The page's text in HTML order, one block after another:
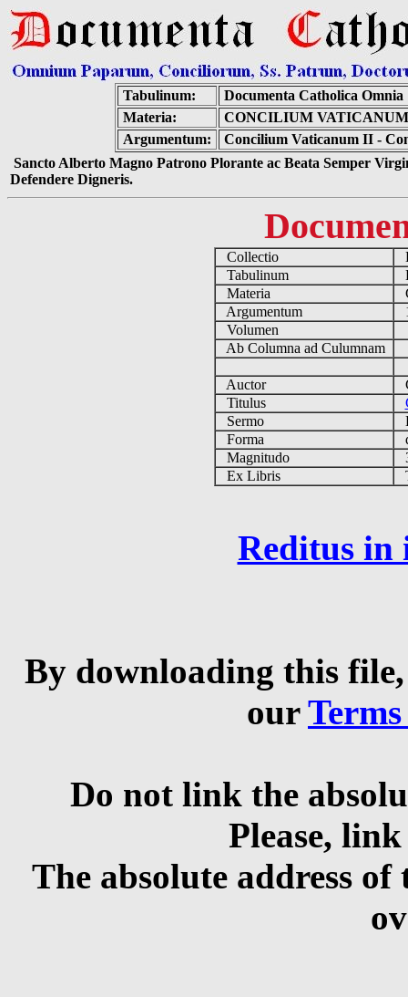
Tabulinum:
Documenta Catholica Omnia
Materia:
CONCILIUM
Argumentum:
Concilium Vaticanum II -
Sancto Alberto Magno Patrono Plorante ac Beata Semper
Defendere Digneris.
Collectio
Tabulinum
Materia
Argumentum
Volumen
Ab Columna ad Culumnam
Auctor
Titulus
Sermo
Forma
Magnitudo
Ex Libris
Reditus in
By downloading this
our
Do not link the
Please,
The absolute address